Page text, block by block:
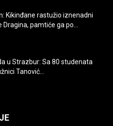
Kikinđane rastužio iznenadni
Dragina, pamtiće ga po...
u Strazbur: Sa 80 studenata
Tanović...